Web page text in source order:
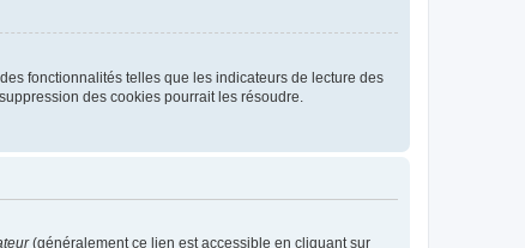
fonctionnalités telles que les indicateurs de lecture des
des cookies pourrait les résoudre.
(généralement ce lien est accessible en cliquant sur